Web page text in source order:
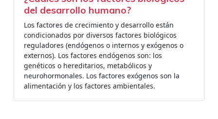
del desarrollo humano?
Los factores de crecimiento y desarrollo están
condicionados por diversos factores biológicos
reguladores (endógenos o internos y exógenos o
externos). Los factores endógenos son: los
genéticos o hereditarios, metabólicos y
neurohormonales. Los factores exógenos son la
alimentación y los factores ambientales.